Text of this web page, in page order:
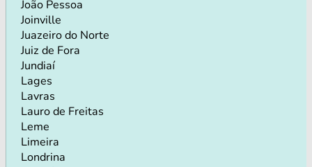
João Pessoa
Joinville
Juazeiro do Norte
Juiz de Fora
Jundiaí
Lages
Lavras
Lauro de Freitas
Leme
Limeira
Londrina